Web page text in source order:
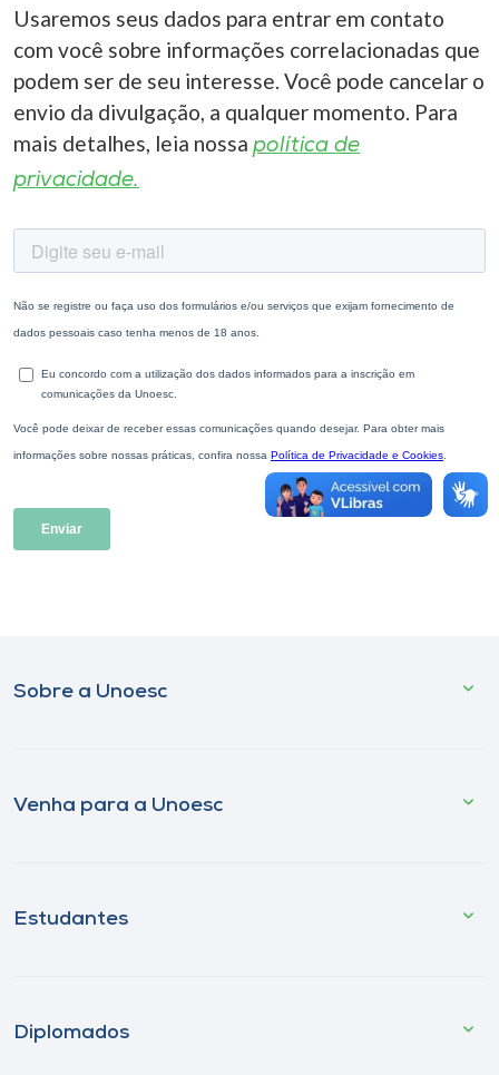
A-
Usaremos seus dados para entrar em contato
com você sobre informações correlacionadas que
podem ser de seu interesse. Você pode cancelar o
envio da divulgação, a qualquer momento. Para
mais detalhes, leia nossa política de
privacidade.
Sobre a Unoesc
Venha para a Unoesc
Estudantes
Diplomados